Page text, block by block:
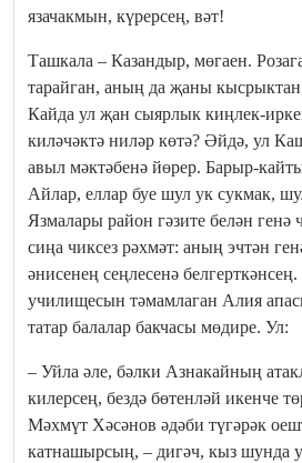
язачакмын, күрерсең, вәт!
Ташкала – Казандыр, мөгаен.
тарайган, аның да җаны
Кайда ул җан сыярлык киңлек-
киләчәктә ниләр көтә? Әйдә, ул
авыл мәктәбенә йөрер. Барыр-
Айлар, еллар буе шул ук сукмак,
Язмалары район гәзите белән
сиңа чиксез рәхмәт: аның эчтән
әнисенең сеңлесенә
училищесын тәмамлаган Алия
татар балалар бакчасы мөдире. Ул:
– Уйла әле, бәлки Азнакайның
килерсең, бездә бөтенләй икенче
Мәхмүт Хәсәнов әдәби түгәрәк
катнашырсың, – дигәч, кыз шунда